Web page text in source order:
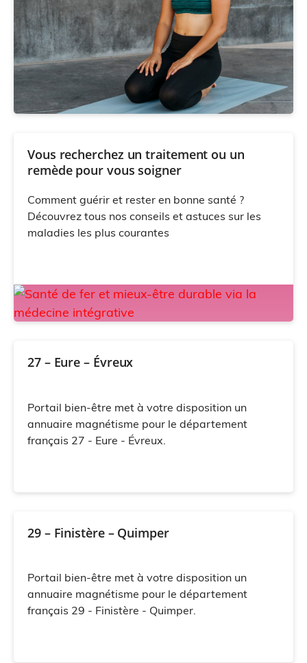
Vous recherchez un traitement ou un
remède pour vous soigner
Comment guérir et rester en bonne santé ?
Découvrez tous nos conseils et astuces sur les
maladies les plus courantes
27 – Eure – Évreux
Portail bien-être met à votre disposition un
annuaire magnétisme pour le département
français 27 - Eure - Évreux.
29 – Finistère – Quimper
Portail bien-être met à votre disposition un
annuaire magnétisme pour le département
français 29 - Finistère - Quimper.